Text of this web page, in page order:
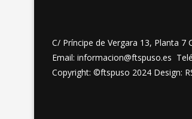
C/ Príncipe de Vergara 13, Planta 7
Email: informacion@ftspuso.es
Copyright: ©ftspuso 2024 Design: